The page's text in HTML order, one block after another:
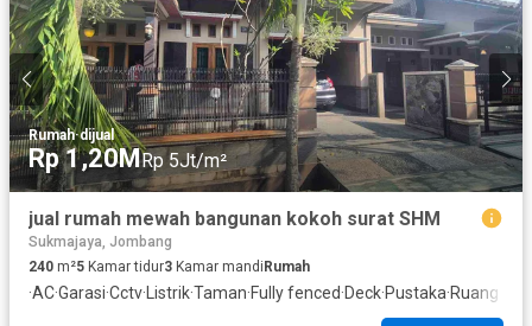
Rumah·dijual
Rp 1,20MRp 5Jt/m²
jual rumah mewah bangunan kokoh surat SHM
Sukmajaya, Jombang
240 m²5 Kamar tidur3 Kamar mandiRumah
·AC·Garasi·Cctv·Listrik·Taman·Fully fenced·Deck·Pustaka·Ruang